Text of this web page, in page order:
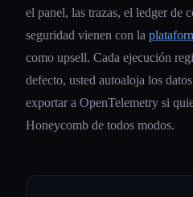
el panel, las trazas, el ledger de
seguridad vienen con la
como upsell. Cada ejecución
defecto, usted autoaloja los
exportar a OpenTelemetry si
Honeycomb de todos modos.